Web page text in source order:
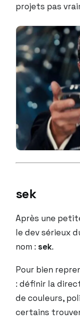
projets pas
sek
Après une
le dev sérieux
nom : sek.
Pour bien
: définir la
de couleurs,
certains